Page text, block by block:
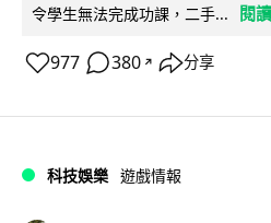
令學生無法完成功課，二手...
閱
977 380 ↗ 分享
科技娛樂 遊戲情報